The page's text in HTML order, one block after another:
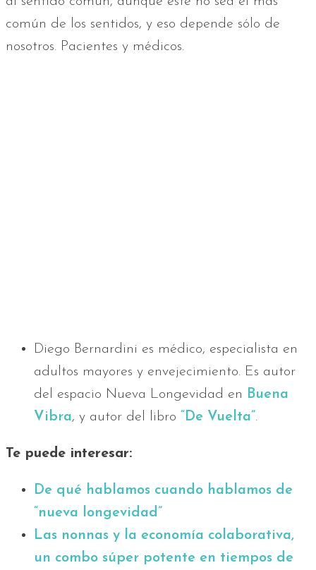
común de los sentidos, y eso depende sólo de
nosotros. Pacientes y médicos.
Diego Bernardini es médico, especialista en
adultos mayores y envejecimiento. Es autor
del espacio Nueva Longevidad en Buena
Vibra, y autor del libro “De Vuelta”.
Te puede interesar:
De qué hablamos cuando hablamos de
“nueva longevidad”
Las nonnas y la economía colaborativa,
un combo súper potente en tiempos de